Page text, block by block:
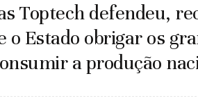
Toptech defendeu,
o Estado obrigar os
a produção